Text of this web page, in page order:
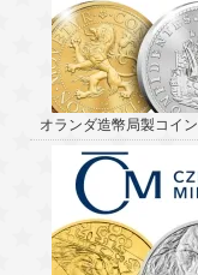
オランダ造幣局製コイン